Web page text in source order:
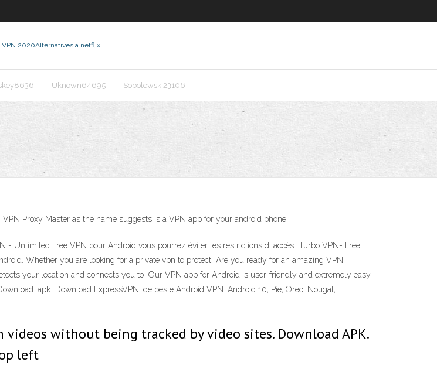
VPN 2020Alternatives à netflix
Uknown64695 Sobolewski23106
Proxy Master as the name suggests is a VPN app for your android phone
- Unlimited Free VPN pour Android vous pourrez éviter les restrictions d' accès Turbo VPN- Free
Whether you are looking for a private vpn to protect Are you ready for an amazing VPN
your location and connects you to Our VPN app for Android is user-friendly and extremely easy
.apk Download ExpressVPN, de beste Android VPN. Android 10, Pie, Oreo, Nougat,
without being tracked by video sites. Download APK.
left